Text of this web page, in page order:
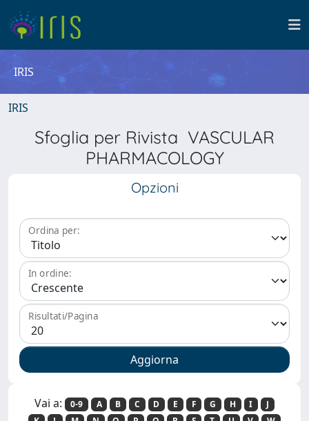
IRIS
IRIS
Sfoglia per Rivista VASCULAR
PHARMACOLOGY
Opzioni
Ordina per:
In ordine:
Risultati/Pagina
Vai a: 0-9 A B C D E F G H I
J